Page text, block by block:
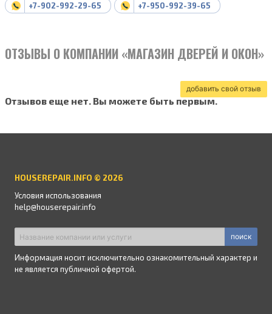
+7-902-992-29-65 +7-950-992-39-65
ОТЗЫВЫ О КОМПАНИИ «МАГАЗИН ДВЕРЕЙ И ОКОН»
добавить свой отзыв
Отзывов еще нет. Вы можете быть первым.
HOUSEREPAIR.INFO © 2026
Условия использования
help@houserepair.info
поиск
Информация носит исключительно ознакомительный характер и
не является публичной офертой.